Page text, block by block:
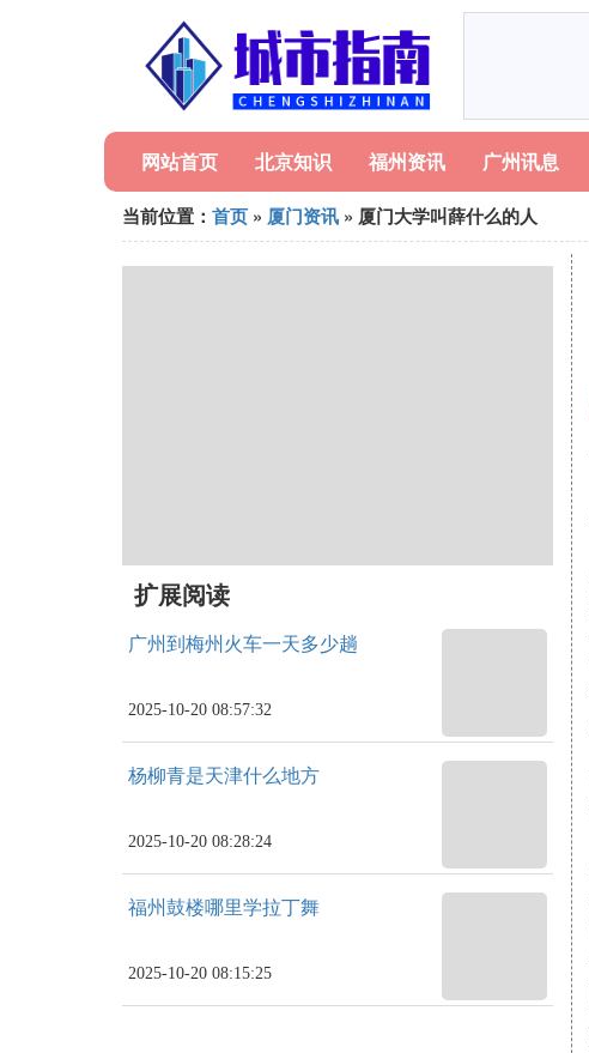
网站首页 北京知识 福州资讯 广州讯息
当前位置： 首页 » 厦门资讯 » 厦门大学叫薛什么的人
扩展阅读
广州到梅州火车一天多少趟
2025-10-20 08:57:32
杨柳青是天津什么地方
2025-10-20 08:28:24
福州鼓楼哪里学拉丁舞
2025-10-20 08:15:25